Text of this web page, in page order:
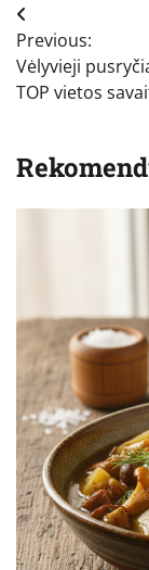
Navigacija
tarp
įrašų
Previous:
Vėlyvieji
TOP vietos